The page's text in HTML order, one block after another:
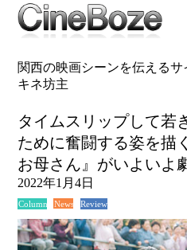
関西の映画シーンを伝えるサ
キネ坊主
タイムスリップして若
ために奮闘する姿を描
お母さん』がいよいよ
2022年1月4日
Column News Review